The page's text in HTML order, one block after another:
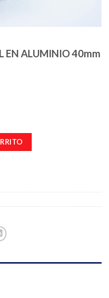
EN ALUMINIO 40mm